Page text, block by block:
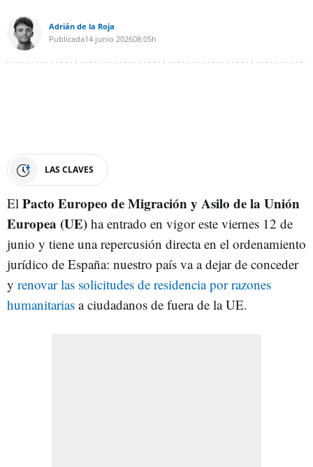
Adrián de la Roja
Publicada14 junio 202608:05h
LAS CLAVES
El Pacto Europeo de Migración y Asilo de la Unión
Europea (UE) ha entrado en vigor este viernes 12 de
junio y tiene una repercusión directa en el ordenamiento
jurídico de España: nuestro país va a dejar de conceder
y renovar las solicitudes de residencia por razones
humanitarias a ciudadanos de fuera de la UE.